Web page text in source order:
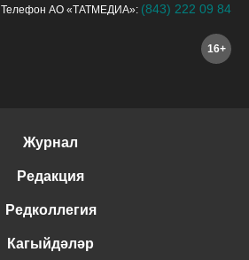
Телефон АО «ТАТМЕДИА»: (843) 222 09 84
16+
Журнал
Редакция
Редколлегия
Кагыйдәләр